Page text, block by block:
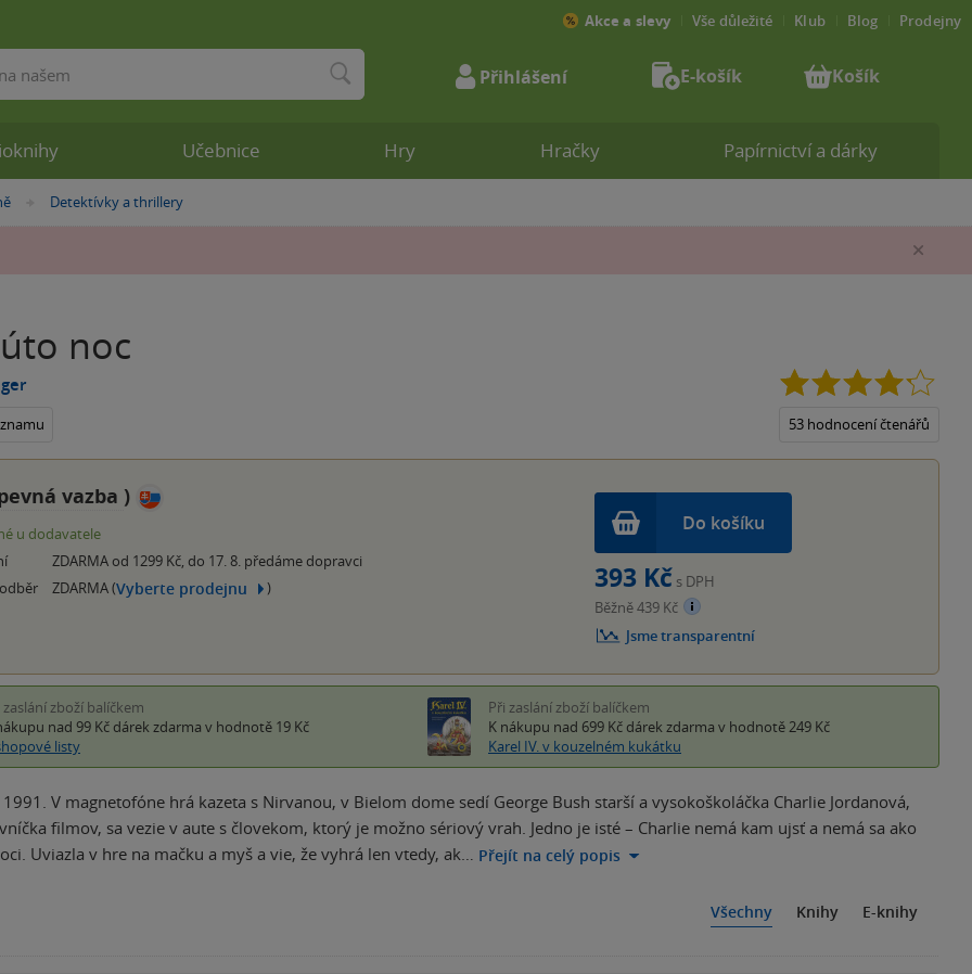
»
Detektívky a thrillery
noc
53 hodnocení čtenářů
vazba )
u dodavatele
ZDARMA od 1299 Kč, do 17. 8. předáme dopravci
ZDARMA (Vyberte prodejnu )
Do košíku
393 Kč s DPH
Běžně 439 Kč
Jsme transparentní
zaslání zboží balíčkem
nad 99 Kč dárek zdarma v hodnotě 19 Kč
listy
Při zaslání zboží balíčkem
K nákupu nad 699 Kč dárek zdarma v hodnotě 249 Kč
Karel IV. v kouzelném kukátku
1991. V magnetofóne hrá kazeta s Nirvanou, v Bielom dome sedí George Bush starší a vysokoškoláčka Charlie Jordanová,
filmov, sa vezie v aute s človekom, ktorý je možno sériový vrah. Jedno je isté – Charlie nemá kam ujsť a nemá sa ako
Uviazla v hre na mačku a myš a vie, že vyhrá len vtedy, ak… Přejít na celý popis
Všechny Knihy E-knihy
Učebnice Hry Hračky Papírnictví a dárky
Akce a slevy Vše důležité Klub Blog Prodejny
Přihlášení E-košík Košík